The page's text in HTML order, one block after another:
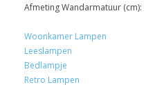
Afmeting Wandarmatuur (cm):
Woonkamer Lampen
Leeslampen
Bedlampje
Retro Lampen